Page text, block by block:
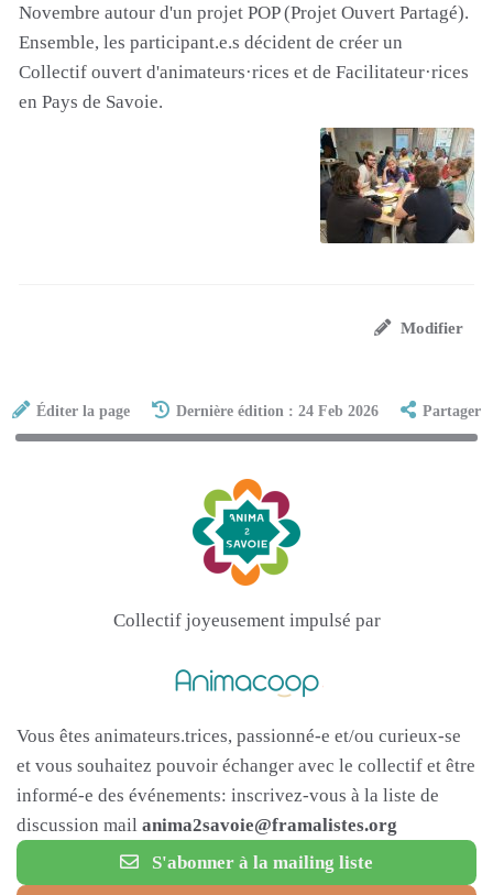
Novembre autour d'un projet POP (Projet Ouvert Partagé).
Ensemble, les participant.e.s décident de créer un
Collectif ouvert d'animateurs·rices et de Facilitateur·rices
en Pays de Savoie.
Modifier
Éditer la page Dernière édition : 24 Feb 2026 Partager
Collectif joyeusement impulsé par
Vous êtes animateurs.trices, passionné-e et/ou curieux-se
et vous souhaitez pouvoir échanger avec le collectif et être
informé-e des événements: inscrivez-vous à la liste de
discussion mail anima2savoie@framalistes.org
S'abonner à la mailing liste